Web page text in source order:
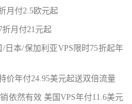
月付2.5欧元起
折月付21元起
/日本/保加利亚VPS限时75折起年
价年付24.95美元起送双倍流量
依然有效 美国VPS年付11.6美元